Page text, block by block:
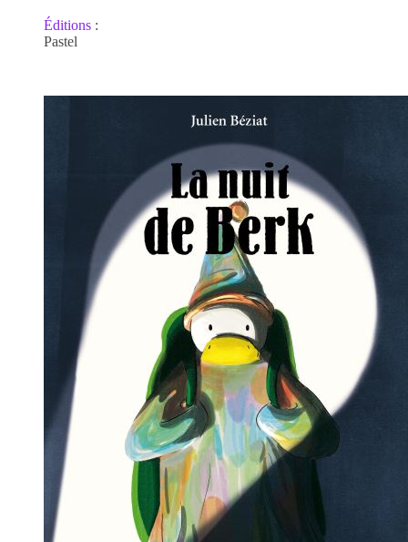
Éditions :
Pastel